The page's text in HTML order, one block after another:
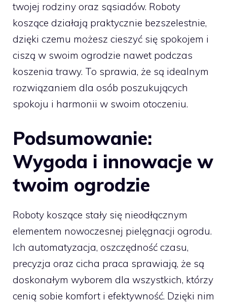
twojej rodziny oraz sąsiadów. Roboty
koszące działają praktycznie bezszelestnie,
dzięki czemu możesz cieszyć się spokojem i
ciszą w swoim ogrodzie nawet podczas
koszenia trawy. To sprawia, że są idealnym
rozwiązaniem dla osób poszukujących
spokoju i harmonii w swoim otoczeniu.
Podsumowanie:
Wygoda i innowacje w
twoim ogrodzie
Roboty koszące stały się nieodłącznym
elementem nowoczesnej pielęgnacji ogrodu.
Ich automatyzacja, oszczędność czasu,
precyzja oraz cicha praca sprawiają, że są
doskonałym wyborem dla wszystkich, którzy
cenią sobie komfort i efektywność. Dzięki nim